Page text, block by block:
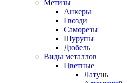
Метизы
Анкеры
Гвозди
Саморезы
Шурупы
Дюбель
Виды металлов
Цветные
Латунь